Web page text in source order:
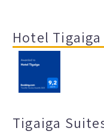
Hotel
Tigaiga